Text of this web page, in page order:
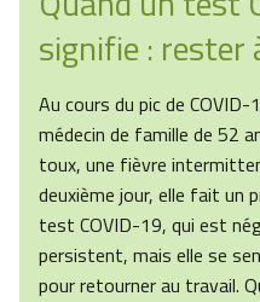
signifie : rester
Au cours du pic de
médecin de famille de 52
toux, une fièvre
deuxième jour, elle fait un
test COVID-19, qui est
persistent, mais elle se
pour retourner au travail.